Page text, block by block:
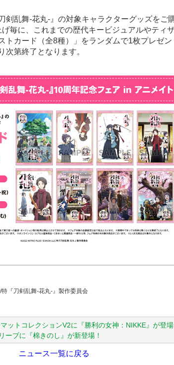
剣乱舞-花丸-』の対象キャラクターグッズをご
毎に、これまでの歴代キービジュアルやティ
トカード（全8種）」をランダムで1枚プレゼン
第終了となります。
『刀剣乱舞-花丸-』製作委員会
ットコレクションV2に『勝利の女神：NIKKE』が登
ーブに『棉きのし』が新登場！
ニュース一覧に戻る